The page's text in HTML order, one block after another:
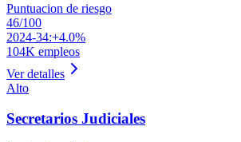
Puntuacion de riesgo
46/100
2024-34:+4.0%
104K empleos
Ver detalles
Alto
Secretarios Judiciales